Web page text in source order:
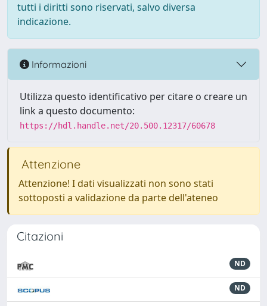
tutti i diritti sono riservati, salvo diversa
indicazione.
Informazioni
Utilizza questo identificativo per citare o creare un
link a questo documento:
https://hdl.handle.net/20.500.12317/60678
Attenzione
Attenzione! I dati visualizzati non sono stati
sottoposti a validazione da parte dell'ateneo
Citazioni
ND
ND